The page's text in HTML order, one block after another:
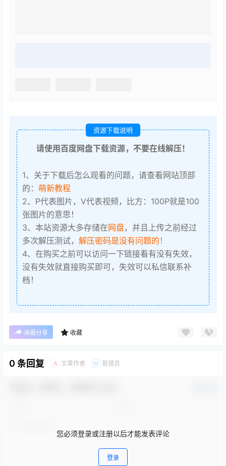
资源下载说明
请使用百度网盘下载资源，不要在线解压！
1、关于下载后怎么观看的问题，请查看网站顶部
的： 萌新教程
2、P代表图片，V代表视频，比方：100P就是100
张图片的意思！
3、本站资源大多存储在网盘，并且上传之前经过
多次解压测试， 解压密码是没有问题的！
4、在购买之前可以访问一下链接看有没有失效，
没有失效就直接购买即可，失效可以私信联系补
档！
海报分享 收藏
0 条回复 A 文章作者 M 管理员
您必须登录或注册以后才能发表评论
登录